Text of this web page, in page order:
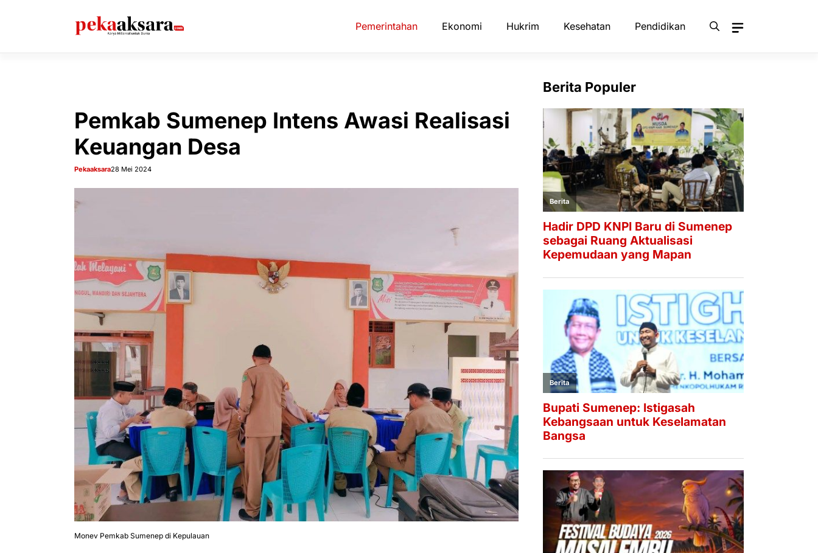
Pemerintahan Ekonomi Hukrim Kesehatan Pendidikan
Pemkab Sumenep Intens Awasi Realisasi
Keuangan Desa
Pekaaksara28 Mei 2024
Monev Pemkab Sumenep di Kepulauan
Berita Populer